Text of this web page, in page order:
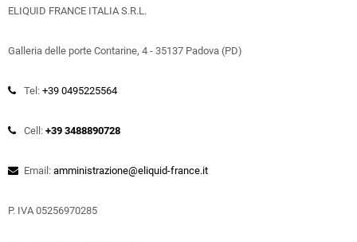
ELIQUID FRANCE ITALIA S.R.L.
Galleria delle porte Contarine, 4 - 35137 Padova (PD)
Tel: +39 0495225564
Cell: +39 3488890728
Email: amministrazione@eliquid-france.it
P. IVA 05256970285